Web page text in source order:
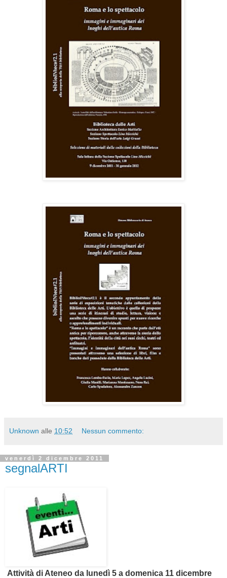
Unknown alle 10:52 Nessun commento:
venerdì 2 dicembre 2011
segnalARTI
Attività di Ateneo da lunedì 5 a domenica 11 dicembre